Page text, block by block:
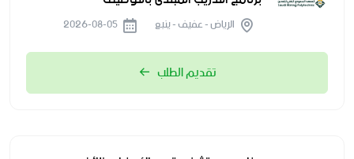
الرياض - عفيف - ينبع
تقديم الطلب